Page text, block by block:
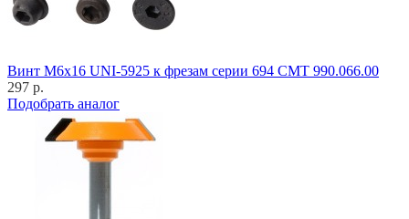
Винт M6x16 UNI-5925 к фрезам серии 694 CMT 990.066.00
297 р.
Подобрать аналог